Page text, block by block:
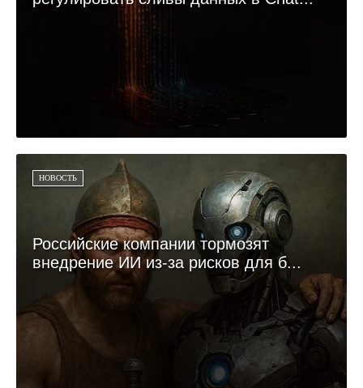
НОВОСТЬ
Российские компании тормозят
внедрение ИИ из-за рисков для б...